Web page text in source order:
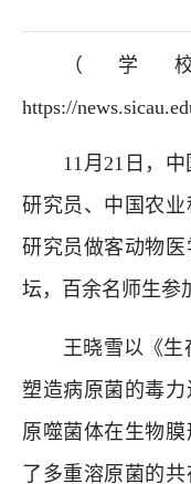
（学
https://
11月21日，
研究员、中国农
研究员做客动物
坛，百余名师生参
王晓雪以《生
塑造病原菌的毒
原噬菌体在生物
了多重溶原菌的